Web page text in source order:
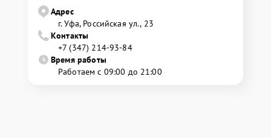
Адрес
г. Уфа, Российская ул., 23
Контакты
+7 (347) 214-93-84
Время работы
Работаем с 09:00 до 21:00